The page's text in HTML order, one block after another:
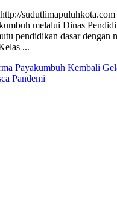
melalui Dinas
pendidikan dasar dengan
...